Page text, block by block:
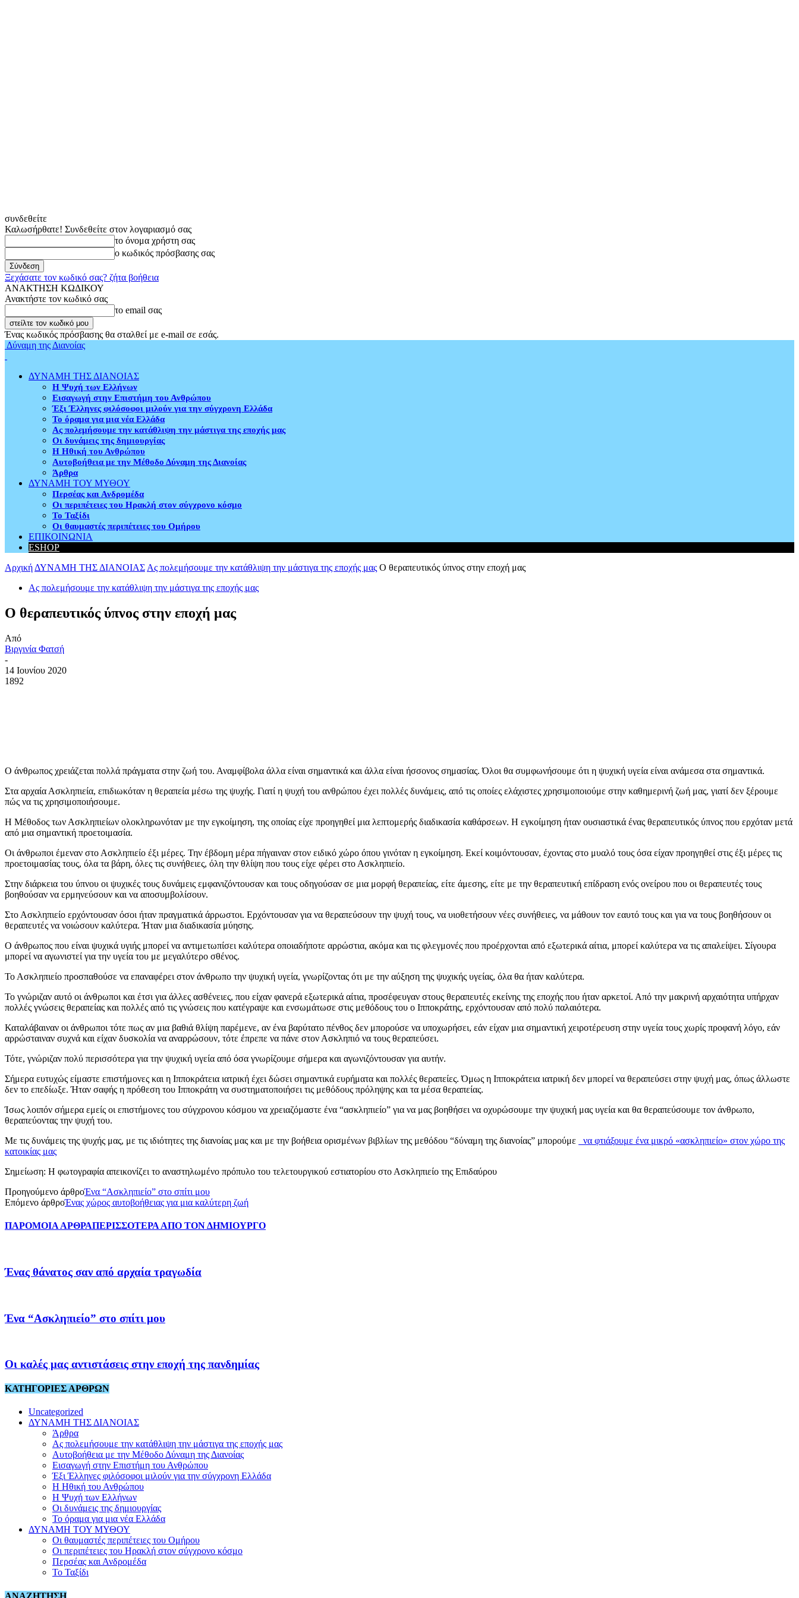
συνδεθείτε
Καλωσήρθατε! Συνδεθείτε στον λογαριασμό σας
το όνομα χρήστη σας
ο κωδικός πρόσβασης σας
Ξεχάσατε τον κωδικό σας? ζήτα βοήθεια
ΑΝΑΚΤΗΣΗ ΚΩΔΙΚΟΥ
Ανακτήστε τον κωδικό σας
το email σας
Ένας κωδικός πρόσβασης θα σταλθεί με e-mail σε εσάς.
Δύναμη της Διανοίας
ΔΥΝΑΜΗ ΤΗΣ ΔΙΑΝΟΙΑΣ
Η Ψυχή των Ελλήνων
Εισαγωγή στην Επιστήμη του Ανθρώπου
Έξι Έλληνες φιλόσοφοι μιλούν για την σύγχρονη Ελλάδα
Το όραμα για μια νέα Ελλάδα
Ας πολεμήσουμε την κατάθλιψη την μάστιγα της εποχής μας
Οι δυνάμεις της δημιουργίας
Η Ηθική του Ανθρώπου
Αυτοβοήθεια με την Μέθοδο Δύναμη της Διανοίας
Άρθρα
ΔΥΝΑΜΗ ΤΟΥ ΜΥΘΟΥ
Περσέας και Ανδρομέδα
Οι περιπέτειες του Ηρακλή στον σύγχρονο κόσμο
Το Ταξίδι
Οι θαυμαστές περιπέτειες του Ομήρου
ΕΠΙΚΟΙΝΩΝΙΑ
ESHOP
Αρχική ΔΥΝΑΜΗ ΤΗΣ ΔΙΑΝΟΙΑΣ Ας πολεμήσουμε την κατάθλιψη την μάστιγα της εποχής μας Ο θεραπευτικός ύπνος στην εποχή μας
Ας πολεμήσουμε την κατάθλιψη την μάστιγα της εποχής μας
Ο θεραπευτικός ύπνος στην εποχή μας
Από
Βιργινία Φατσή
-
14 Ιουνίου 2020
1892
Ο άνθρωπος χρειάζεται πολλά πράγματα στην ζωή του. Αναμφίβολα άλλα είναι σημαντικά και άλλα είναι ήσσονος σημασίας. Όλοι θα συμφωνήσουμε ότι η ψυχική υγεία είναι ανάμεσα στα σημαντικά.
Στα αρχαία Ασκληπιεία, επιδιωκόταν η θεραπεία μέσω της ψυχής. Γιατί η ψυχή του ανθρώπου έχει πολλές δυνάμεις, από τις οποίες ελάχιστες χρησιμοποιούμε στην καθημερινή ζωή μας, γιατί δεν ξέρουμε
πώς να τις χρησιμοποιήσουμε.
Η Μέθοδος των Ασκληπιείων ολοκληρωνόταν με την εγκοίμηση, της οποίας είχε προηγηθεί μια λεπτομερής διαδικασία καθάρσεων. Η εγκοίμηση ήταν ουσιαστικά ένας θεραπευτικός ύπνος που ερχόταν μετά
από μια σημαντική προετοιμασία.
Οι άνθρωποι έμεναν στο Ασκληπιείο έξι μέρες. Την έβδομη μέρα πήγαιναν στον ειδικό χώρο όπου γινόταν η εγκοίμηση. Εκεί κοιμόντουσαν, έχοντας στο μυαλό τους όσα είχαν προηγηθεί στις έξι μέρες τις
προετοιμασίας τους, όλα τα βάρη, όλες τις συνήθειες, όλη την θλίψη που τους είχε φέρει στο Ασκληπιείο.
Στην διάρκεια του ύπνου οι ψυχικές τους δυνάμεις εμφανιζόντουσαν και τους οδηγούσαν σε μια μορφή θεραπείας, είτε άμεσης, είτε με την θεραπευτική επίδραση ενός ονείρου που οι θεραπευτές τους
βοηθούσαν να ερμηνεύσουν και να αποσυμβολίσουν.
Στο Ασκληπιείο ερχόντουσαν όσοι ήταν πραγματικά άρρωστοι. Ερχόντουσαν για να θεραπεύσουν την ψυχή τους, να υιοθετήσουν νέες συνήθειες, να μάθουν τον εαυτό τους και για να τους βοηθήσουν οι
θεραπευτές να νοιώσουν καλύτερα. Ήταν μια διαδικασία μύησης.
Ο άνθρωπος που είναι ψυχικά υγιής μπορεί να αντιμετωπίσει καλύτερα οποιαδήποτε αρρώστια, ακόμα και τις φλεγμονές που προέρχονται από εξωτερικά αίτια, μπορεί καλύτερα να τις απαλείψει. Σίγουρα
μπορεί να αγωνιστεί για την υγεία του με μεγαλύτερο σθένος.
Το Ασκληπιείο προσπαθούσε να επαναφέρει στον άνθρωπο την ψυχική υγεία, γνωρίζοντας ότι με την αύξηση της ψυχικής υγείας, όλα θα ήταν καλύτερα.
Το γνώριζαν αυτό οι άνθρωποι και έτσι για άλλες ασθένειες, που είχαν φανερά εξωτερικά αίτια, προσέφευγαν στους θεραπευτές εκείνης της εποχής που ήταν αρκετοί. Από την μακρινή αρχαιότητα υπήρχαν
πολλές γνώσεις θεραπείας και πολλές από τις γνώσεις που κατέγραψε και ενσωμάτωσε στις μεθόδους του ο Ιπποκράτης, ερχόντουσαν από πολύ παλαιότερα.
Καταλάβαιναν οι άνθρωποι τότε πως αν μια βαθιά θλίψη παρέμενε, αν ένα βαρύτατο πένθος δεν μπορούσε να υποχωρήσει, εάν είχαν μια σημαντική χειροτέρευση στην υγεία τους χωρίς προφανή λόγο, εάν
αρρώσταιναν συχνά και είχαν δυσκολία να αναρρώσουν, τότε έπρεπε να πάνε στον Ασκληπιό να τους θεραπεύσει.
Τότε, γνώριζαν πολύ περισσότερα για την ψυχική υγεία από όσα γνωρίζουμε σήμερα και αγωνιζόντουσαν για αυτήν.
Σήμερα ευτυχώς είμαστε επιστήμονες και η Ιπποκράτεια ιατρική έχει δώσει σημαντικά ευρήματα και πολλές θεραπείες. Όμως η Ιπποκράτεια ιατρική δεν μπορεί να θεραπεύσει στην ψυχή μας, όπως άλλωστε
δεν το επεδίωξε. Ήταν σαφής η πρόθεση του Ιπποκράτη να συστηματοποιήσει τις μεθόδους πρόληψης και τα μέσα θεραπείας.
Ίσως λοιπόν σήμερα εμείς οι επιστήμονες του σύγχρονου κόσμου να χρειαζόμαστε ένα “ασκληπιείο” για να μας βοηθήσει να οχυρώσουμε την ψυχική μας υγεία και θα θεραπεύσουμε τον άνθρωπο,
θεραπεύοντας την ψυχή του.
Με τις δυνάμεις της ψυχής μας, με τις ιδιότητες της διανοίας μας και με την βοήθεια ορισμένων βιβλίων της μεθόδου “δύναμη της διανοίας” μπορούμε
να φτιάξουμε ένα μικρό «ασκληπιείο» στον χώρο της
κατοικίας μας
Σημείωση: Η φωτογραφία απεικονίζει το αναστηλωμένο πρόπυλο του τελετουργικού εστιατορίου στο Ασκληπιείο της Επιδαύρου
Προηγούμενο άρθροΈνα “Ασκληπιείο” στο σπίτι μου
Επόμενο άρθροΈνας χώρος αυτοβοήθειας για μια καλύτερη ζωή
ΠΑΡΟΜΟΙΑ ΑΡΘΡΑΠΕΡΙΣΣΟΤΕΡΑ ΑΠΟ ΤΟΝ ΔΗΜΙΟΥΡΓΟ
Ένας θάνατος σαν από αρχαία τραγωδία
Ένα “Ασκληπιείο” στο σπίτι μου
Οι καλές μας αντιστάσεις στην εποχή της πανδημίας
ΚΑΤΗΓΟΡΙΕΣ ΑΡΘΡΩΝ
Uncategorized
ΔΥΝΑΜΗ ΤΗΣ ΔΙΑΝΟΙΑΣ
Άρθρα
Ας πολεμήσουμε την κατάθλιψη την μάστιγα της εποχής μας
Αυτοβοήθεια με την Μέθοδο Δύναμη της Διανοίας
Εισαγωγή στην Επιστήμη του Ανθρώπου
Έξι Έλληνες φιλόσοφοι μιλούν για την σύγχρονη Ελλάδα
Η Ηθική του Ανθρώπου
Η Ψυχή των Ελλήνων
Οι δυνάμεις της δημιουργίας
Το όραμα για μια νέα Ελλάδα
ΔΥΝΑΜΗ ΤΟΥ ΜΥΘΟΥ
Οι θαυμαστές περιπέτειες του Ομήρου
Οι περιπέτειες του Ηρακλή στον σύγχρονο κόσμο
Περσέας και Ανδρομέδα
Το Ταξίδι
ΑΝΑΖΗΤΗΣΗ